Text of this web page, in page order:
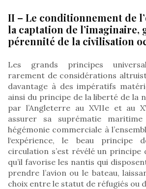
II – Le conditionnement de
la captation de l’imaginaire,
pérennité de la civilisation
Les grands principes
rarement de considérations
davantage à des impératifs
ainsi du principe de la liberté de la
par l’Angleterre au XVIIe et au
assurer sa suprématie
hégémonie commerciale à
l‘expérience, le beau
circulation s’est révélé un principe
qu’il favorise les nantis qui
prendre l’avion ou le bateau,
choix entre le statut de réfugiés ou